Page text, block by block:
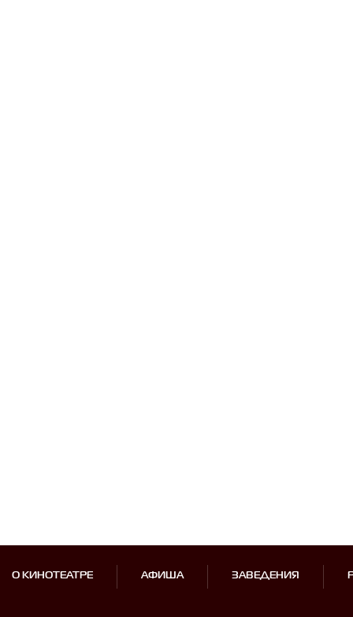
О КИНОТЕАТРЕ АФИША ЗАВЕДЕНИЯ